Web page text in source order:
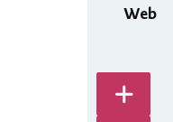
Web
Karte